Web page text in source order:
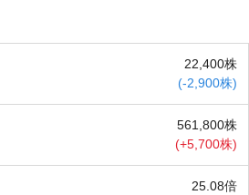
22,400株
(-2,900株)
561,800株
(+5,700株)
25.08倍